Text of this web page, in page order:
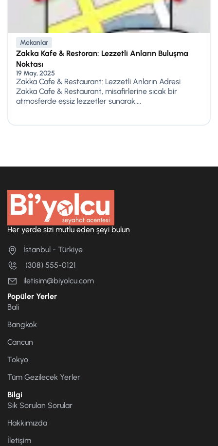
Mekanlar
Zakka Kafe & Restoran: Lezzetli Anların Buluşma
Noktası
19 May, 2025
Zakka Cafe & Restaurant: Lezzetli Anların Adresi
Zakka Cafe & Restaurant, misafirlerine sıcak bir
atmosferde eşsiz lezzetler sunarak,...
Her yerde sizi mutlu eden şeyi bulun
İstanbul - Türkiye
(308) 555-0121
iletisim@biyolcu.com
Popüler Yerler
Bali
Bangkok
Cancun
Tokyo
Tüm Gezilecek Yerler
Bilgi
Sık Sorulan Sorular
Hakkımızda
İletişim